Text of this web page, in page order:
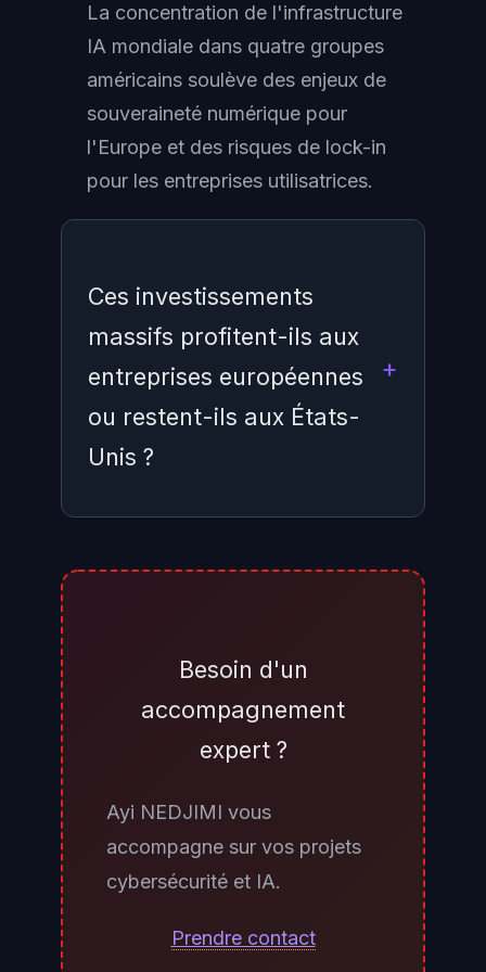
La concentration de l'infrastructure
IA mondiale dans quatre groupes
américains soulève des enjeux de
souveraineté numérique pour
l'Europe et des risques de lock-in
pour les entreprises utilisatrices.
Ces investissements
massifs profitent-ils aux
entreprises européennes
ou restent-ils aux États-
Unis ?
construction de datacenters en
et Pays-Bas notamment — mais
les clusters d'entraînement des
puissants restent concentrés aux
États-Unis. Les entreprises
européennes bénéficient de la
capacité d'inférence déployée
Besoin d'un
accompagnement
expert ?
Ayi NEDJIMI vous
accompagne sur vos projets
cybersécurité et IA.
Prendre contact